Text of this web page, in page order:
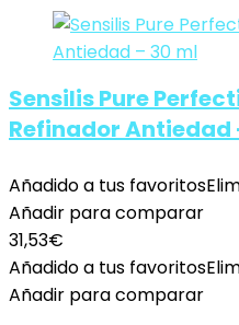
Sensilis Pure
Refinador Antiedad
Añadido a tus favoritos
Añadir para comparar
31,53€
Añadido a tus favoritos
Añadir para comparar